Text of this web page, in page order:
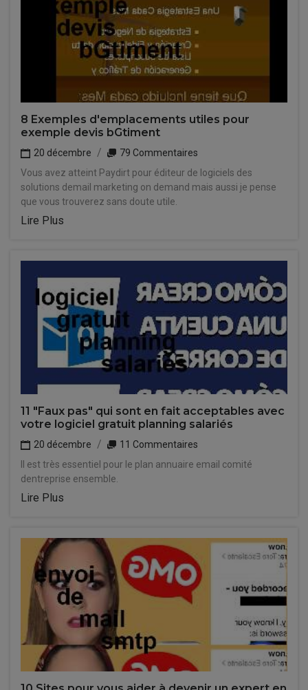
8 Exemples d'emplacements utiles pour
exemple devis bGtiment
20 décembre
79 Commentaires
Vous avez atteint Paydirt pour éditeur de logiciels des
solutions demail marketing on demand mais aussi je pense
que vous trouverez sans doute utile.
Lire Plus
11 "Faux pas" qui sont en fait acceptables avec
votre logiciel gratuit planning salariés
20 décembre
11 Commentaires
Il est très essentiel pour le plan annuaire email comité
dentreprise ensemble.
Lire Plus